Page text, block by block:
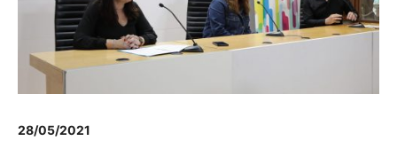
28/05/2021